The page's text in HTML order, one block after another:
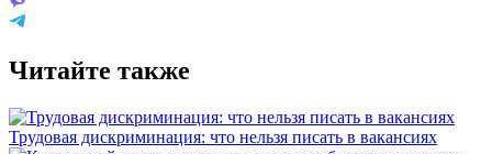
Читайте также
Трудовая дискриминация: что нельзя писать в вакансиях